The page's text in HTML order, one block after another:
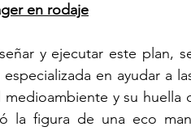
en rodaje
y ejecutar este plan,
especializada en ayudar a
medioambiente y su
la figura de una eco